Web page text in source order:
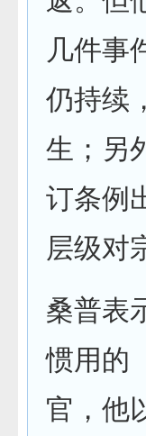
几件事
仍持续
生；另
订条例
层级对
桑普表
惯用的
官，他